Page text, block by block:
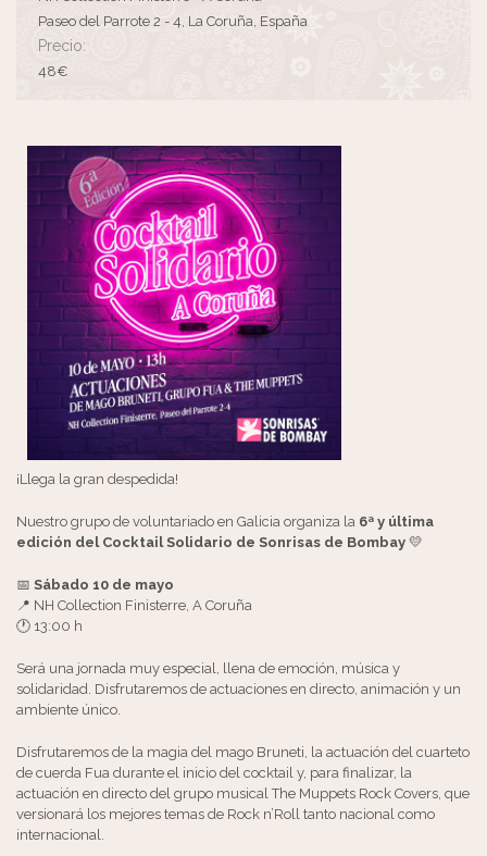
Paseo del Parrote 2 - 4, La Coruña, España
Precio:
48€
¡Llega la gran despedida!
Nuestro grupo de voluntariado en Galicia organiza la 6ª y última
edición del Cocktail Solidario de Sonrisas de Bombay 💛
📅 Sábado 10 de mayo
📍 NH Collection Finisterre, A Coruña
🕐 13:00 h
Será una jornada muy especial, llena de emoción, música y
solidaridad. Disfrutaremos de actuaciones en directo, animación y un
ambiente único.
Disfrutaremos de la magia del mago Bruneti, la actuación del cuarteto
de cuerda Fua durante el inicio del cocktail y, para finalizar, la
actuación en directo del grupo musical The Muppets Rock Covers, que
versionará los mejores temas de Rock n’Roll tanto nacional como
internacional.